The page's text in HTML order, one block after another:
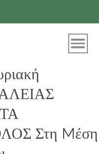
Στη Mέση